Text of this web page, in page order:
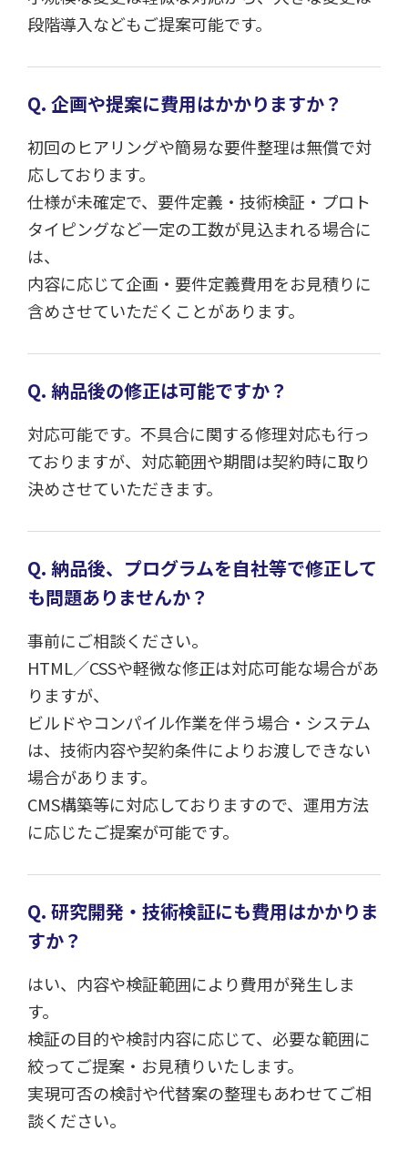
段階導入などもご提案可能です。
Q. 企画や提案に費用はかかりますか？
初回のヒアリングや簡易な要件整理は無償で対
応しております。
仕様が未確定で、要件定義・技術検証・プロト
タイピングなど一定の工数が見込まれる場合に
は、
内容に応じて企画・要件定義費用をお見積りに
含めさせていただくことがあります。
Q. 納品後の修正は可能ですか？
対応可能です。不具合に関する修理対応も行っ
ておりますが、対応範囲や期間は契約時に取り
決めさせていただきます。
Q. 納品後、プログラムを自社等で修正して
も問題ありませんか？
事前にご相談ください。
HTML／CSSや軽微な修正は対応可能な場合があ
りますが、
ビルドやコンパイル作業を伴う場合・システム
は、技術内容や契約条件によりお渡しできない
場合があります。
CMS構築等に対応しておりますので、運用方法
に応じたご提案が可能です。
Q. 研究開発・技術検証にも費用はかかりま
すか？
はい、内容や検証範囲により費用が発生しま
す。
検証の目的や検討内容に応じて、必要な範囲に
絞ってご提案・お見積りいたします。
実現可否の検討や代替案の整理もあわせてご相
談ください。